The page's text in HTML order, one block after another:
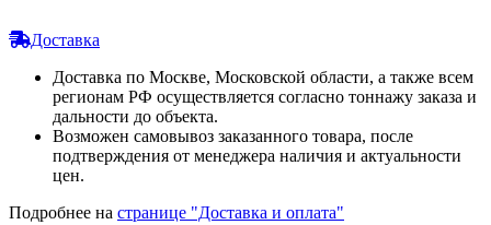
Доставка
Доставка по Москве, Московской области, а также всем
регионам РФ осуществляется согласно тоннажу заказа и
дальности до объекта.
Возможен самовывоз заказанного товара, после
подтверждения от менеджера наличия и актуальности
цен.
Подробнее на странице "Доставка и оплата"